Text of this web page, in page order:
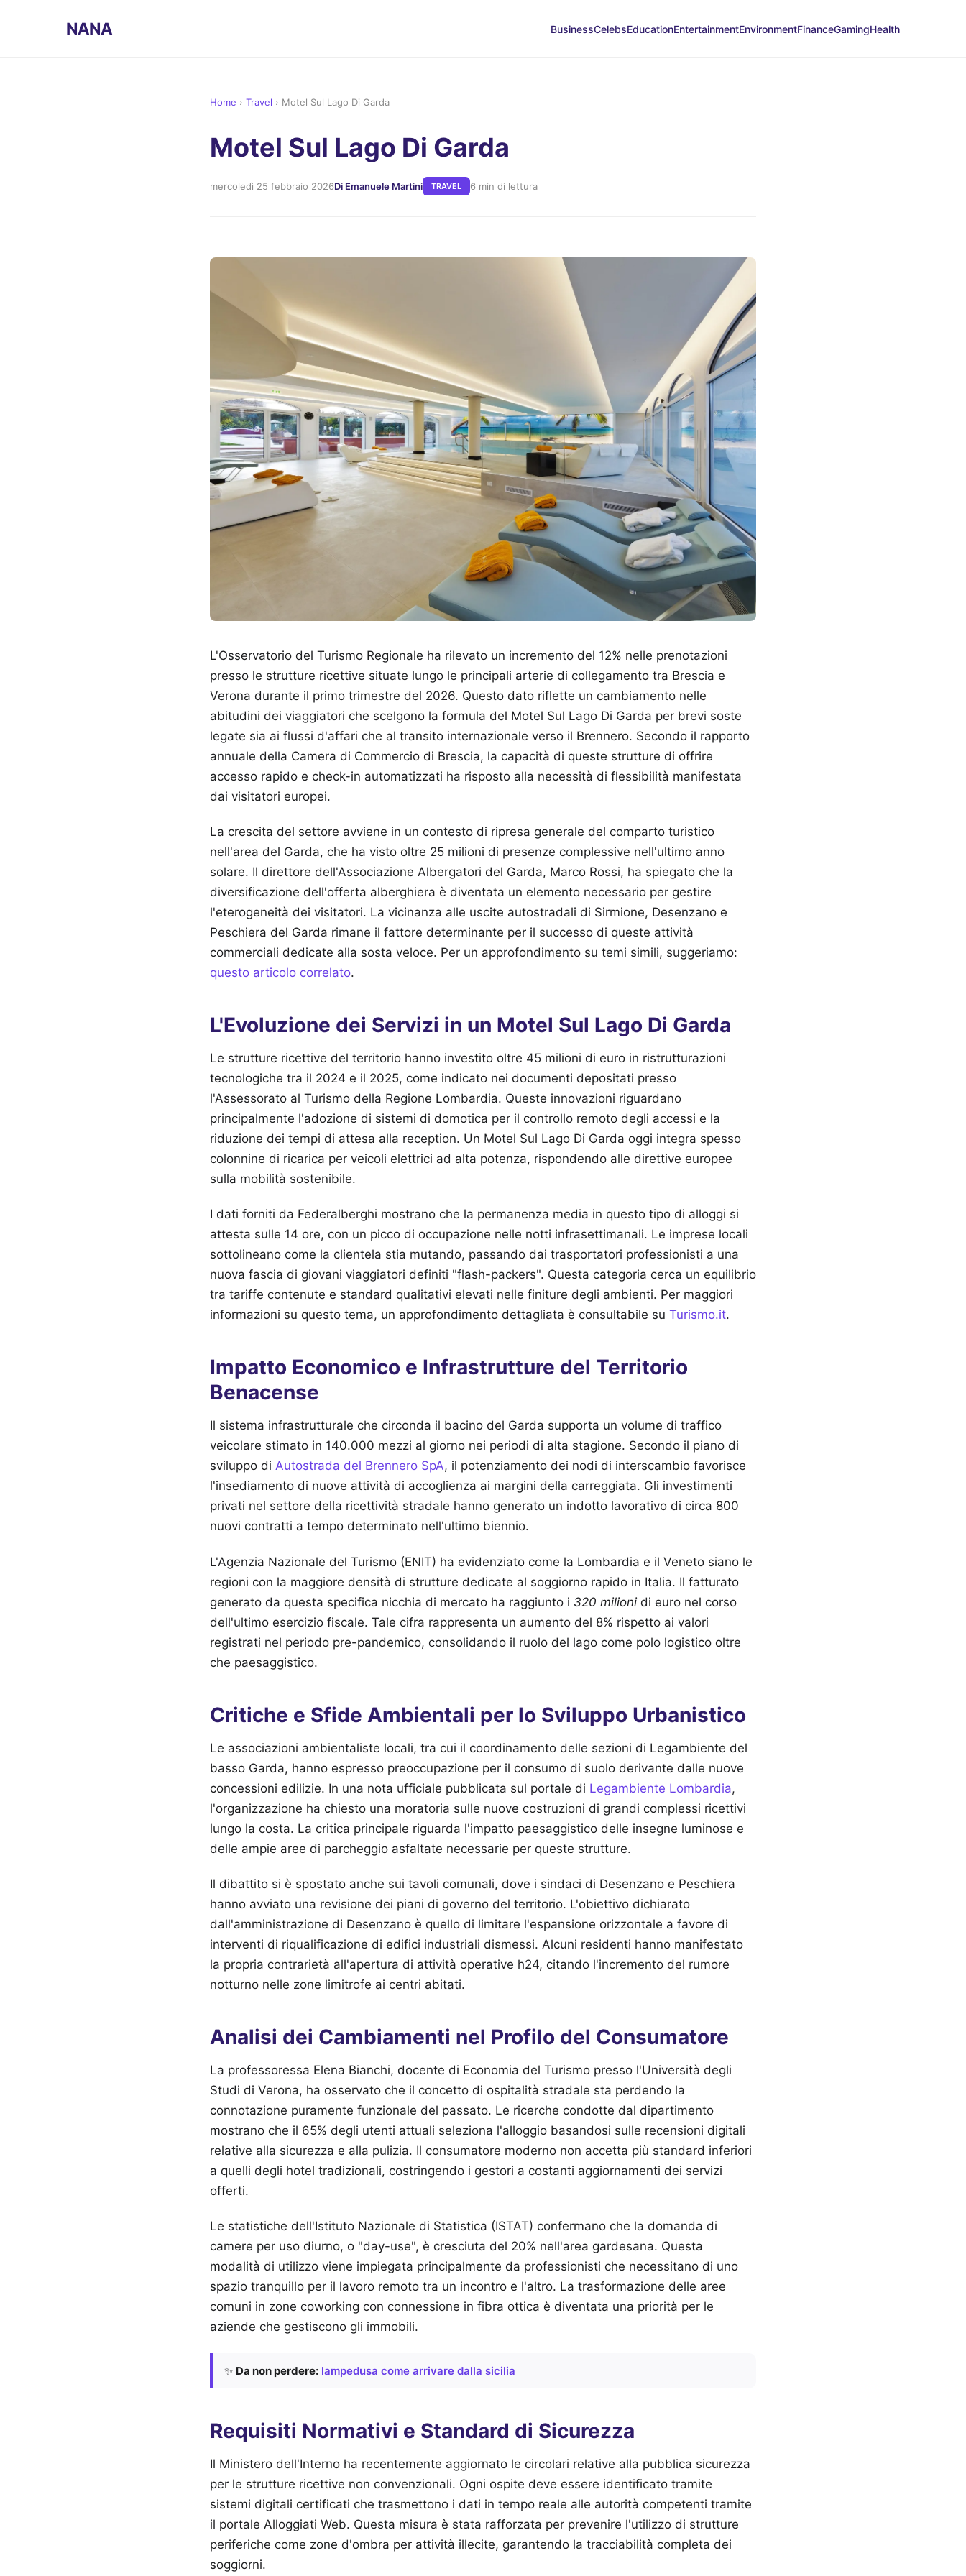
NANA BusinessCelebsEducationEntertainmentEnvironmentFinanceGamingHealth
Home › Travel › Motel Sul Lago Di Garda
Motel Sul Lago Di Garda
mercoledì 25 febbraio 2026Di Emanuele Martini TRAVEL 6 min di lettura
L'Osservatorio del Turismo Regionale ha rilevato un incremento del 12% nelle prenotazioni
presso le strutture ricettive situate lungo le principali arterie di collegamento tra Brescia e
Verona durante il primo trimestre del 2026. Questo dato riflette un cambiamento nelle
abitudini dei viaggiatori che scelgono la formula del Motel Sul Lago Di Garda per brevi soste
legate sia ai flussi d'affari che al transito internazionale verso il Brennero. Secondo il rapporto
annuale della Camera di Commercio di Brescia, la capacità di queste strutture di offrire
accesso rapido e check-in automatizzati ha risposto alla necessità di flessibilità manifestata
dai visitatori europei.
La crescita del settore avviene in un contesto di ripresa generale del comparto turistico
nell'area del Garda, che ha visto oltre 25 milioni di presenze complessive nell'ultimo anno
solare. Il direttore dell'Associazione Albergatori del Garda, Marco Rossi, ha spiegato che la
diversificazione dell'offerta alberghiera è diventata un elemento necessario per gestire
l'eterogeneità dei visitatori. La vicinanza alle uscite autostradali di Sirmione, Desenzano e
Peschiera del Garda rimane il fattore determinante per il successo di queste attività
commerciali dedicate alla sosta veloce. Per un approfondimento su temi simili, suggeriamo:
questo articolo correlato.
L'Evoluzione dei Servizi in un Motel Sul Lago Di Garda
Le strutture ricettive del territorio hanno investito oltre 45 milioni di euro in ristrutturazioni
tecnologiche tra il 2024 e il 2025, come indicato nei documenti depositati presso
l'Assessorato al Turismo della Regione Lombardia. Queste innovazioni riguardano
principalmente l'adozione di sistemi di domotica per il controllo remoto degli accessi e la
riduzione dei tempi di attesa alla reception. Un Motel Sul Lago Di Garda oggi integra spesso
colonnine di ricarica per veicoli elettrici ad alta potenza, rispondendo alle direttive europee
sulla mobilità sostenibile.
I dati forniti da Federalberghi mostrano che la permanenza media in questo tipo di alloggi si
attesta sulle 14 ore, con un picco di occupazione nelle notti infrasettimanali. Le imprese locali
sottolineano come la clientela stia mutando, passando dai trasportatori professionisti a una
nuova fascia di giovani viaggiatori definiti "flash-packers". Questa categoria cerca un equilibrio
tra tariffe contenute e standard qualitativi elevati nelle finiture degli ambienti. Per maggiori
informazioni su questo tema, un approfondimento dettagliata è consultabile su Turismo.it.
Impatto Economico e Infrastrutture del Territorio
Benacense
Il sistema infrastrutturale che circonda il bacino del Garda supporta un volume di traffico
veicolare stimato in 140.000 mezzi al giorno nei periodi di alta stagione. Secondo il piano di
sviluppo di Autostrada del Brennero SpA, il potenziamento dei nodi di interscambio favorisce
l'insediamento di nuove attività di accoglienza ai margini della carreggiata. Gli investimenti
privati nel settore della ricettività stradale hanno generato un indotto lavorativo di circa 800
nuovi contratti a tempo determinato nell'ultimo biennio.
L'Agenzia Nazionale del Turismo (ENIT) ha evidenziato come la Lombardia e il Veneto siano le
regioni con la maggiore densità di strutture dedicate al soggiorno rapido in Italia. Il fatturato
generato da questa specifica nicchia di mercato ha raggiunto i 320 milioni di euro nel corso
dell'ultimo esercizio fiscale. Tale cifra rappresenta un aumento del 8% rispetto ai valori
registrati nel periodo pre-pandemico, consolidando il ruolo del lago come polo logistico oltre
che paesaggistico.
Critiche e Sfide Ambientali per lo Sviluppo Urbanistico
Le associazioni ambientaliste locali, tra cui il coordinamento delle sezioni di Legambiente del
basso Garda, hanno espresso preoccupazione per il consumo di suolo derivante dalle nuove
concessioni edilizie. In una nota ufficiale pubblicata sul portale di Legambiente Lombardia,
l'organizzazione ha chiesto una moratoria sulle nuove costruzioni di grandi complessi ricettivi
lungo la costa. La critica principale riguarda l'impatto paesaggistico delle insegne luminose e
delle ampie aree di parcheggio asfaltate necessarie per queste strutture.
Il dibattito si è spostato anche sui tavoli comunali, dove i sindaci di Desenzano e Peschiera
hanno avviato una revisione dei piani di governo del territorio. L'obiettivo dichiarato
dall'amministrazione di Desenzano è quello di limitare l'espansione orizzontale a favore di
interventi di riqualificazione di edifici industriali dismessi. Alcuni residenti hanno manifestato
la propria contrarietà all'apertura di attività operative h24, citando l'incremento del rumore
notturno nelle zone limitrofe ai centri abitati.
Analisi dei Cambiamenti nel Profilo del Consumatore
La professoressa Elena Bianchi, docente di Economia del Turismo presso l'Università degli
Studi di Verona, ha osservato che il concetto di ospitalità stradale sta perdendo la
connotazione puramente funzionale del passato. Le ricerche condotte dal dipartimento
mostrano che il 65% degli utenti attuali seleziona l'alloggio basandosi sulle recensioni digitali
relative alla sicurezza e alla pulizia. Il consumatore moderno non accetta più standard inferiori
a quelli degli hotel tradizionali, costringendo i gestori a costanti aggiornamenti dei servizi
offerti.
Le statistiche dell'Istituto Nazionale di Statistica (ISTAT) confermano che la domanda di
camere per uso diurno, o "day-use", è cresciuta del 20% nell'area gardesana. Questa
modalità di utilizzo viene impiegata principalmente da professionisti che necessitano di uno
spazio tranquillo per il lavoro remoto tra un incontro e l'altro. La trasformazione delle aree
comuni in zone coworking con connessione in fibra ottica è diventata una priorità per le
aziende che gestiscono gli immobili.
✨ Da non perdere: lampedusa come arrivare dalla sicilia
Requisiti Normativi e Standard di Sicurezza
Il Ministero dell'Interno ha recentemente aggiornato le circolari relative alla pubblica sicurezza
per le strutture ricettive non convenzionali. Ogni ospite deve essere identificato tramite
sistemi digitali certificati che trasmettono i dati in tempo reale alle autorità competenti tramite
il portale Alloggiati Web. Questa misura è stata rafforzata per prevenire l'utilizzo di strutture
periferiche come zone d'ombra per attività illecite, garantendo la tracciabilità completa dei
soggiorni.